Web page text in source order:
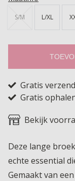
S/M L/XL
Gratis
Gratis
Bekijk
Deze lange
echte essential
Gemaakt van